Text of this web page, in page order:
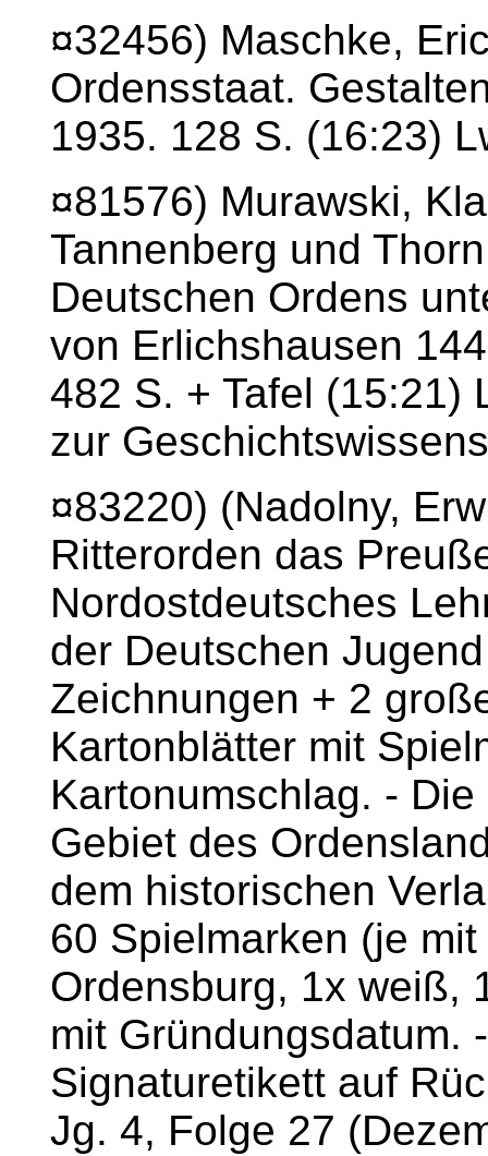
¤32456) Maschke,
Ordensstaat.
1935. 128 S. (16:23)
¤81576) Murawski,
Tannenberg und
Deutschen Ordens
von Erlichshausen
482 S. + Tafel (15:21)
zur
¤83220) (Nadolny,
Ritterorden das
Nordostdeutsches
der Deutschen
Zeichnungen + 2
Kartonblätter mit
Kartonumschlag. -
Gebiet des
dem historischen
60 Spielmarken (je
Ordensburg, 1x weiß,
mit Gründungsdatum.
Signaturetikett auf
Jg. 4, Folge 27